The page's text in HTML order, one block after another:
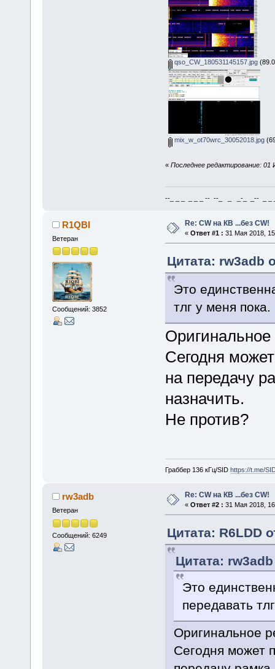
qso_CW_180531145157.jpg
mix_w_ot70wrc_30052018.jpg
« Последнее редактирование:
--_ _ _ _ _ _ -- --_ _ _-_ _-- _ _
R1QBI
Ветеран
Сообщений: 3852
Re: CW на КВ ...без CW!
« Ответ #1 : 31 Мая 2018,
Цитата: rw3adb
Это
тлг у меня пока.
Сегодня
на передачу
назначить.
Не против?
Граббер 136 кГц/SID https://t.me/
rw3adb
Ветеран
Сообщений: 6249
Re: CW на КВ ...без CW!
« Ответ #2 : 31 Мая 2018,
Цитата: R6LDD
Цитата:
Это
передавать
Оригинальное
Сегодня может